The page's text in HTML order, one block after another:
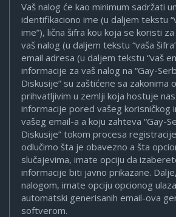
Vaš nalog će kao minimum sadržati
identifikaciono ime (u daljem tekstu
ime”), lična šifra kou koja se koristi
vaš nalog (u daljem tekstu “vaša
email adresa (u daljem tekstu “vaš
informacije za vaš nalog na “Gay-
Diskusije” su zaštićene sa zakonima
prihvatljivim u zemlji koja hostuje
informacije pored vašeg korisničkog
vašeg email-a a koju zahteva “Gay-
Diskusije” tokom procesa
odlučimo šta je obavezno a šta
slučajevima, imate opciju da
informacije biti javno prikazane.
nalogom, imate opciju opcionog
automatski generisanih email-ova
softverom.